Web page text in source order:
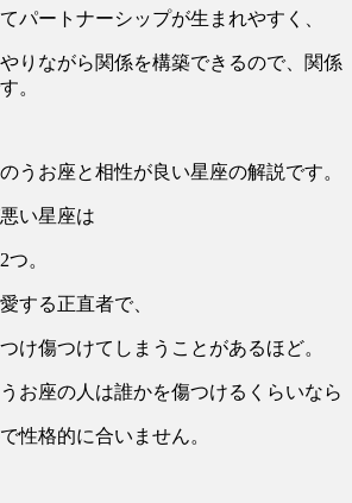
パートナーシップが生まれやすく、
りながら関係を構築できるので、関係
。
うお座と相性が良い星座の解説です。
い星座は
。
する正直者で、
け傷つけてしまうことがあるほど。
お座の人は誰かを傷つけるくらいなら
性格的に合いません。